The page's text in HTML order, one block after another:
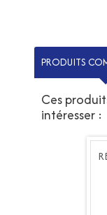
PRODUITS
Ces
intéresser :